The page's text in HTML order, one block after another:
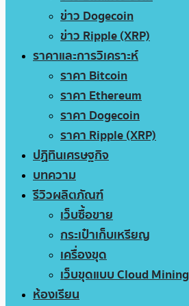
ข่าว Dogecoin
ข่าว Ripple (XRP)
ราคาและการวิเคราะห์
ราคา Bitcoin
ราคา Ethereum
ราคา Dogecoin
ราคา Ripple (XRP)
ปฏิทินเศรษฐกิจ
บทความ
รีวิวผลิตภัณฑ์
เว็บซื้อขาย
กระเป๋าเก็บเหรียญ
เครื่องขุด
เว็บขุดแบบ Cloud Mining
ห้องเรียน